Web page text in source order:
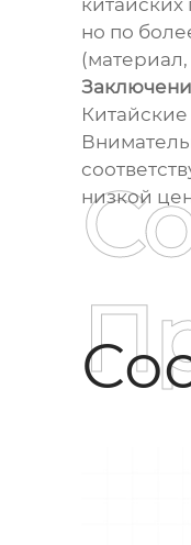
но по
низкой